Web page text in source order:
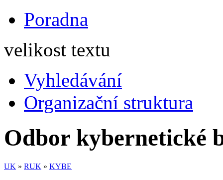
Poradna
velikost textu
Vyhledávání
Organizační struktura
Odbor kybernetické
UK » RUK » KYBE